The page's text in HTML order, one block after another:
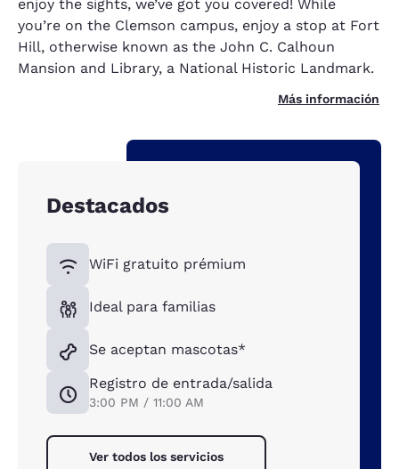
enjoy the sights, we’ve got you covered! While
you’re on the Clemson campus, enjoy a stop at Fort
Hill, otherwise known as the John C. Calhoun
Mansion and Library, a National Historic Landmark.
Más información
Destacados
WiFi gratuito prémium
Ideal para familias
Se aceptan mascotas*
Registro de entrada/salida
3:00 PM / 11:00 AM
Ver todos los servicios